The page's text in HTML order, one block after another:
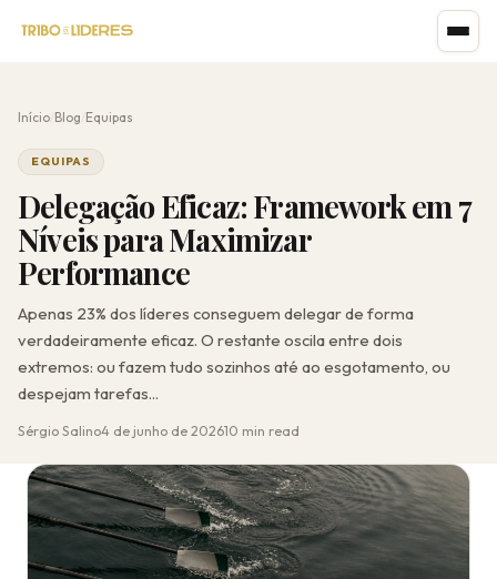
Início /Blog /Equipas
EQUIPAS
Delegação Eficaz: Framework em 7
Níveis para Maximizar
Performance
Apenas 23% dos líderes conseguem delegar de forma
verdadeiramente eficaz. O restante oscila entre dois
extremos: ou fazem tudo sozinhos até ao esgotamento, ou
despejam tarefas...
Sérgio Salino4 de junho de 202610 min read